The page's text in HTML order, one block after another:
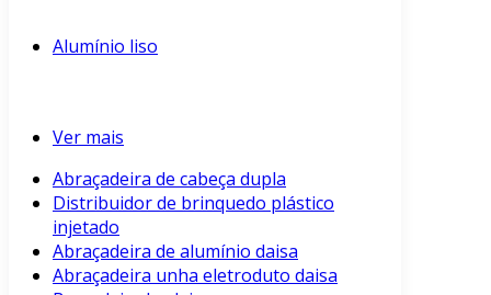
Alumínio liso
Ver mais
Abraçadeira de cabeça dupla
Distribuidor de brinquedo plástico
injetado
Abraçadeira de alumínio daisa
Abraçadeira unha eletroduto daisa